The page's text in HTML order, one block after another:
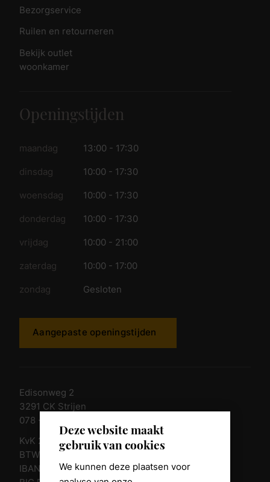
Deze website maakt
gebruik van cookies
We kunnen deze plaatsen voor
Bezorgservice
Ruilen en retourneren
Bekijk outlet
woonkamer
Openingstijden
maandag 13:00 - 17:30
dinsdag 10:00 - 17:30
woensdag 10:00 - 17:30
donderdag 10:00 - 17:30
vrijdag 10:00 - 21:00
zaterdag 10:00 - 17:00
zondag Gesloten
Aangepaste openingstijden
Edisonweg 2
3291 CK Strijen
078 - 674 84 85
KvK 23011135
BTW nr. NL 805098938.B.01
IBAN NL10 RABO 0361 8039 58